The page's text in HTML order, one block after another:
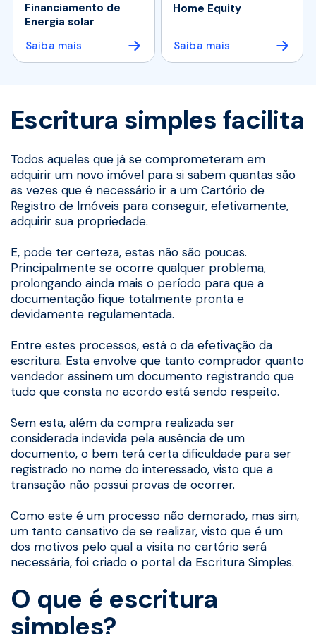
Financiamento de
Energia solar
Saiba mais
Home Equity
Saiba mais
Escritura simples facilita
Todos aqueles que já se comprometeram em
adquirir um novo imóvel para si sabem quantas são
as vezes que é necessário ir a um Cartório de
Registro de Imóveis para conseguir, efetivamente,
adquirir sua propriedade.
E, pode ter certeza, estas não são poucas.
Principalmente se ocorre qualquer problema,
prolongando ainda mais o período para que a
documentação fique totalmente pronta e
devidamente regulamentada.
Entre estes processos, está o da efetivação da
escritura. Esta envolve que tanto comprador quanto
vendedor assinem um documento registrando que
tudo que consta no acordo está sendo respeito.
Sem esta, além da compra realizada ser
considerada indevida pela ausência de um
documento, o bem terá certa dificuldade para ser
registrado no nome do interessado, visto que a
transação não possui provas de ocorrer.
Como este é um processo não demorado, mas sim,
um tanto cansativo de se realizar, visto que é um
dos motivos pelo qual a visita no cartório será
necessária, foi criado o portal da Escritura Simples.
O que é escritura
simples?